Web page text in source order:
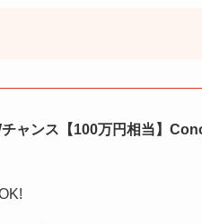
ャンス【100万円相当】